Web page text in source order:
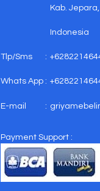
Kab.
Indonesia
Tlp/Sms :
Whats App :
E-mail :
Payment Support :